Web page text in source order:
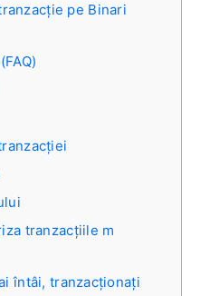
pe Binari
tranzacțiile m
întâi, tranzacționați